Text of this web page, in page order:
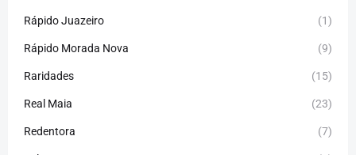
Rápido Juazeiro (1)
Rápido Morada Nova (9)
Raridades (15)
Real Maia (23)
Redentora (7)